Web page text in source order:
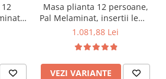
Masa plianta 12 persoane,
Pal Melaminat, insertii lemn
masiv, sistem cuplare blat,
1.081,88 Lei
VEZI VARIANTE